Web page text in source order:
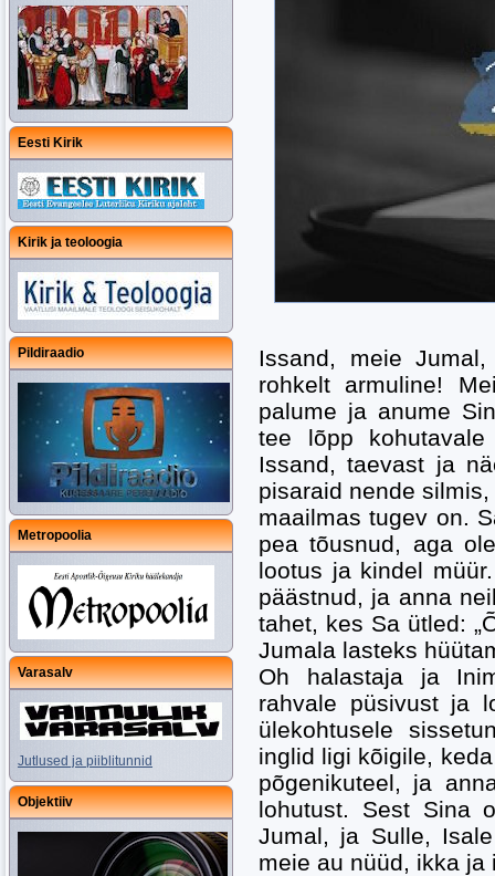
Eesti Kirik
Kirik ja teoloogia
Pildiraadio
Metropoolia
Varasalv
Jutlused ja piiblitunnid
Objektiiv
Issand, meie
rohkelt armuline!
palume ja anume
tee lõpp
Issand, taevast ja
pisaraid nende
maailmas tugev on.
pea tõusnud, aga
lootus ja kindel
päästnud, ja anna
tahet, kes Sa ütled:
Jumala lasteks
Oh halastaja ja
rahvale püsivust ja
ülekohtusele
inglid ligi kõigile,
põgenikuteel, ja
lohutust. Sest Sina
Jumal, ja Sulle,
meie au nüüd, ikka ja